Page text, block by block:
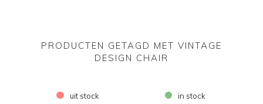
PRODUCTEN GETAGD MET VINTAGE
DESIGN CHAIR
uit stock in stock